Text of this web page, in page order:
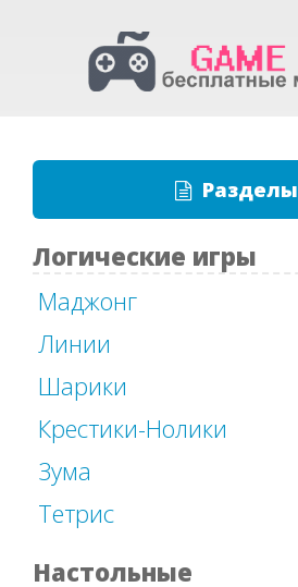
Разделы
Логические игры
Маджонг
Линии
Шарики
Крестики-Нолики
Зума
Тетрис
Настольные